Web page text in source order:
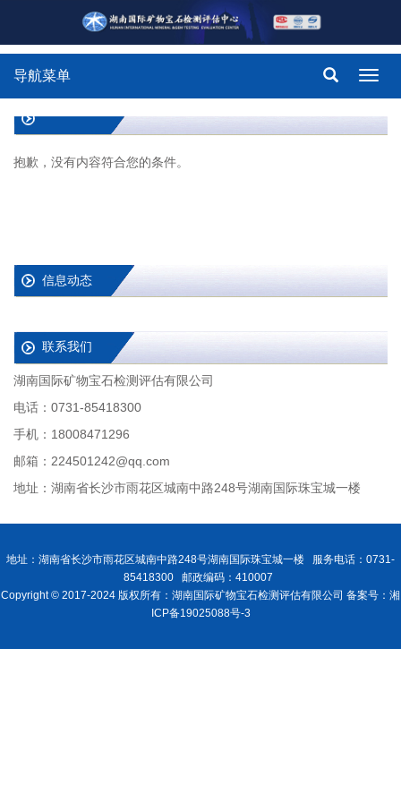
导航菜单
抱歉，没有内容符合您的条件。
信息动态
联系我们
湖南国际矿物宝石检测评估有限公司
电话：0731-85418300
手机：18008471296
邮箱：224501242@qq.com
地址：湖南省长沙市雨花区城南中路248号湖南国际珠宝城一楼
地址：湖南省长沙市雨花区城南中路248号湖南国际珠宝城一楼 服务电话：0731-
85418300 邮政编码：410007
Copyright © 2017-2024 版权所有：湖南国际矿物宝石检测评估有限公司 备案号：湘
ICP备19025088号-3